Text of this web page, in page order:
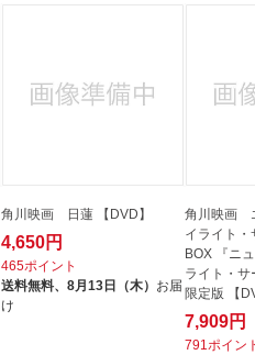
角川映画 日蓮 【DVD】
4,650円
465ポイント
送料無料、8月13日（木） お届
け
角川映画
イライト・
BOX 『ニ
ライト・
限定版 【
7,909円
791ポイン